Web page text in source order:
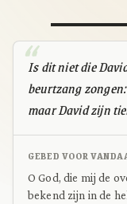
Is dit niet die
beurtzang
maar David zijn
GEBED VOOR
O God, die mij de
bekend zijn in de